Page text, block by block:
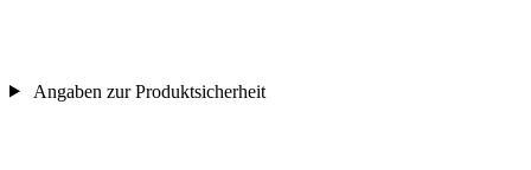
Angaben zur Produktsicherheit